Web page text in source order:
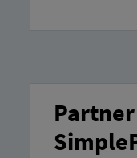
Partner